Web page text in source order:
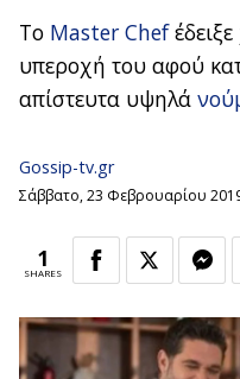
Το Master Chef
υπεροχή του αφού
απίστευτα υψηλά
Gossip-tv.gr
Σάββατο, 23 Φεβρουαρίου
1
SHARES